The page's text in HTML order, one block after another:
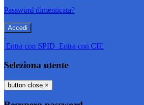
Password dimenticata?
-
Entra con SPID Entra con CIE
Seleziona utente
button close ×